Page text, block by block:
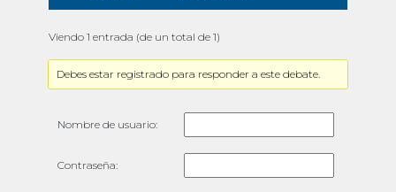
Viendo 1 entrada (de un total de 1)
Debes estar registrado para responder a este debate.
Nombre de usuario:
Contraseña: